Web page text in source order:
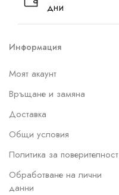
дни
Информация
Моят акаунт
Връщане и замяна
Доставка
Общи условия
Политика за поверителност
Обработване на лични
данни